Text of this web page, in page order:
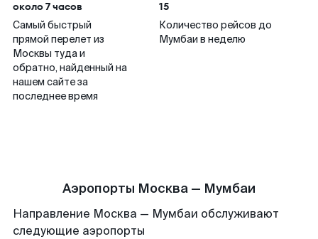
около 7 часов
Самый быстрый
прямой перелет из
Москвы туда и
обратно, найденный на
нашем сайте за
последнее время
15
Количество рейсов до
Мумбаи в неделю
Аэропорты Москва — Мумбаи
Направление Москва — Мумбаи обслуживают
следующие аэропорты